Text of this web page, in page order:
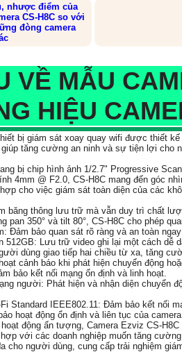
nhược điểm của
CS-H8C so với
đòng camera
VỀ MẪU
HIỆU
bị giám sát xoay quay wifi được thiết
tăng cường an ninh và sự tiện lợi cho
bị chip hình ảnh 1/2.7" Progressive
4mm @ F2.0, CS-H8C mang đến góc
cho việc giám sát toàn diện của các
băng thông lưu trữ mà vẫn duy trì chất
pan 350° và tilt 80°, CS-H8C cho phép
Đảm bảo quan sát rõ ràng và an toàn
512GB: Lưu trữ video ghi lại một cách dễ
dùng giao tiếp hai chiều từ xa, tăng
cảnh báo khi phát hiện chuyển động
bảo kết nối mạng ổn định và linh hoạt.
người: Phát hiện và nhận diện chuyển
Standard IEEE802.11: Đảm bảo kết nối
hoạt động ổn định và liên tục của camera.
động ấn tượng, Camera Ezviz CS-
với các doanh nghiệp muốn tăng
cho người dùng, cung cấp trải nghiệm